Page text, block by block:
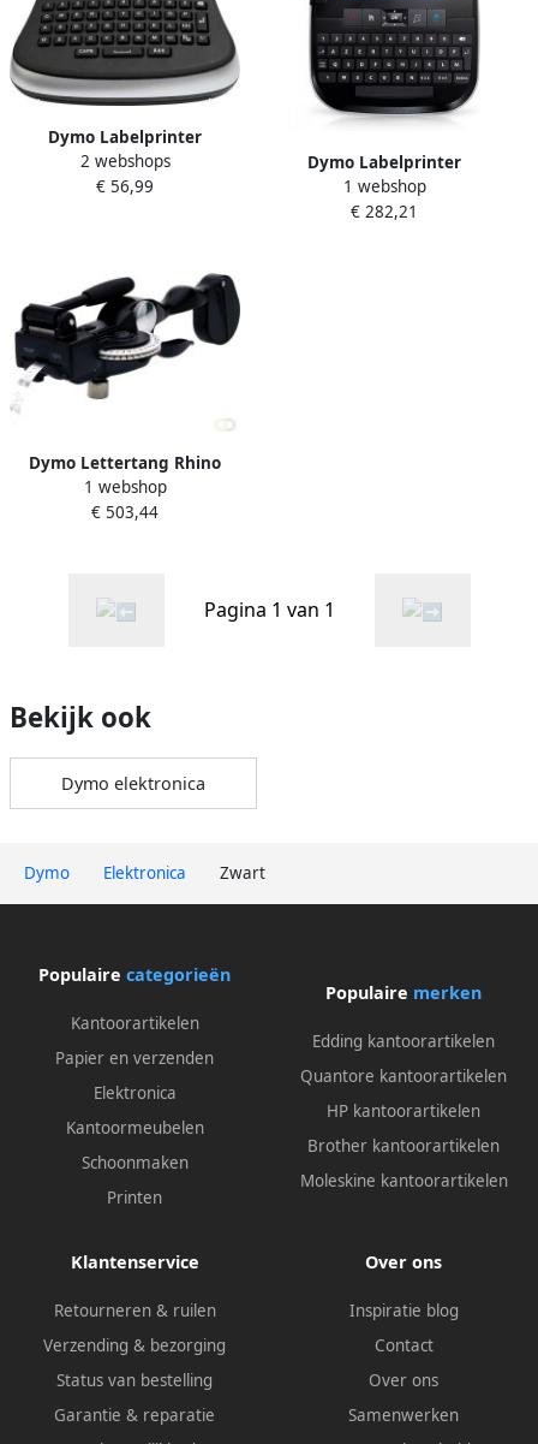
Dymo Elektronica Zwart
Dymo Labelprinter
LabelManager 210D
draagbaar qwerty 12mm
2 webshops
€ 56,99
Dymo Labelprinter
LabelManager 500TS
draagbaar azerty 24mm
1 webshop
€ 282,21
Dymo Lettertang Rhino
M1011 embossing
industrieel zwart in koffer
1 webshop
€ 503,44
Pagina 1 van 1
Bekijk ook
Dymo elektronica
Populaire categorieën
Kantoorartikelen
Papier en verzenden
Elektronica
Kantoormeubelen
Schoonmaken
Printen
Populaire merken
Edding kantoorartikelen
Quantore kantoorartikelen
HP kantoorartikelen
Brother kantoorartikelen
Moleskine kantoorartikelen
Klantenservice
Retourneren & ruilen
Verzending & bezorging
Status van bestelling
Garantie & reparatie
Over ons
Inspiratie blog
Contact
Over ons
Samenwerken